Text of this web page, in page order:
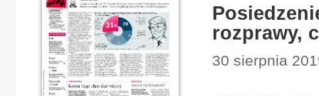
rozprawy,
30 sierpnia